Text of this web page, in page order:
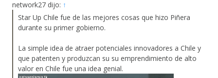
network27 dijo: ↑
Star Up Chile fue de las mejores cosas que hizo Piñera
durante su primer gobierno.
La simple idea de atraer potenciales innovadores a Chile y
que patenten y produzcan su su emprendimiento de alto
valor en Chile fue una idea genial.